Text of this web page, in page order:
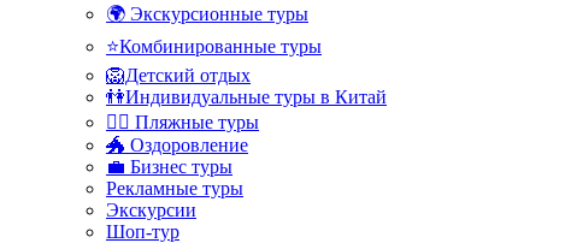
🌍 Экскурсионные туры
⭐Комбинированные туры
🦁Детский отдых
👫Индивидуальные туры в Китай
🏊‍♂ Пляжные туры
🐲 Оздоровление
💼 Бизнес туры
Рекламные туры
Экскурсии
Шоп-тур